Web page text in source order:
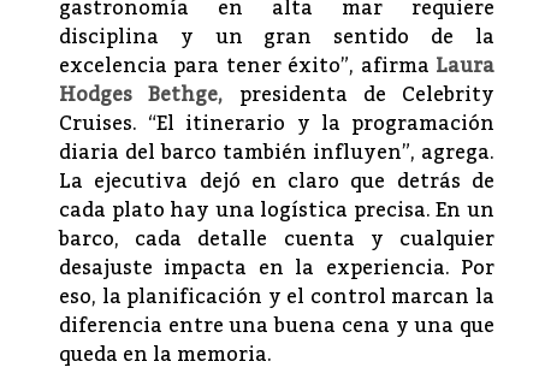
gastronomía en alta mar requiere
disciplina y un gran sentido de la
excelencia para tener éxito”, afirma Laura
Hodges Bethge, presidenta de Celebrity
Cruises. “El itinerario y la programación
diaria del barco también influyen”, agrega.
La ejecutiva dejó en claro que detrás de
cada plato hay una logística precisa. En un
barco, cada detalle cuenta y cualquier
desajuste impacta en la experiencia. Por
eso, la planificación y el control marcan la
diferencia entre una buena cena y una que
queda en la memoria.